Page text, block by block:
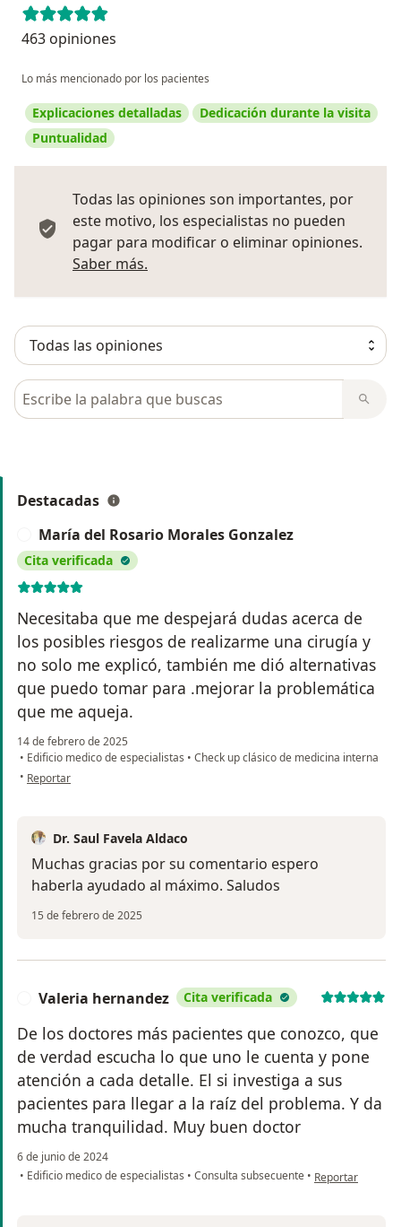
463 opiniones
Lo más mencionado por los pacientes
Explicaciones detalladas
Dedicación durante la visita
Puntualidad
Todas las opiniones son importantes, por
este motivo, los especialistas no pueden
pagar para modificar o eliminar opiniones.
Saber más.
Busca en opiniones
Destacadas
María del Rosario Morales Gonzalez
Cita verificada
Necesitaba que me despejará dudas acerca de
los posibles riesgos de realizarme una cirugía y
no solo me explicó, también me dió alternativas
que puedo tomar para .mejorar la problemática
que me aqueja.
14 de febrero de 2025
• Edificio medico de especialistas • Check up clásico de medicina interna
• en opinión del usuario María del Rosario Morales Gonzalez
Reportar
Dr. Saul Favela Aldaco
Muchas gracias por su comentario espero
haberla ayudado al máximo. Saludos
15 de febrero de 2025
Valeria hernandez Cita verificada
De los doctores más pacientes que conozco, que
de verdad escucha lo que uno le cuenta y pone
atención a cada detalle. El si investiga a sus
pacientes para llegar a la raíz del problema. Y da
mucha tranquilidad. Muy buen doctor
6 de junio de 2024
• Edificio medico de especialistas • Consulta subsecuente • en opinión del
Reportar